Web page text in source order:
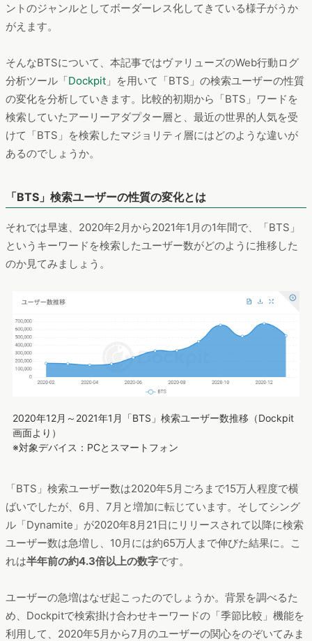
ントのジャンルとしてボーダーレス化してきている様子がうか
がえます。
そんなBTSについて、本記事ではヴァリューズのWeb行動ログ
分析ツール「Dockpit 」を用いて「BTS」の検索ユーザーの性質
の変化を分析していきます。比較的初期から「BTS」ワードを
検索していたアーリーアダプター層と、最近の世界的人気を受
けて「BTS」を検索したマジョリティ層にはどのような違いが
あるのでしょうか。
「BTS」検索ユーザーの性質の変化とは
それでは早速、2020年2月から2021年1月の1年間で、「BTS」
というキーワードを検索したユーザー数がどのように推移した
のか見てみましょう。
2020年12月～2021年1月「BTS」検索ユーザー数推移（Dockpit
画面より）
※対象デバイス：PCとスマートフォン
「BTS」検索ユーザー数は2020年5月ごろまで15万人程度で横
ばいでしたが、6月、7月と増加に転じています。そしてシング
ル「Dynamite」が2020年8月21日にリリースされて以降に検索
ユーザー数は急増し、10月には約65万人まで伸びた結果に。こ
れは半年前の約4.3倍以上の数字です。
ユーザーの急増はなぜ起こったのでしょうか。背景を調べるた
め、Dockpitで検索掛け合わせキーワードの「季節比較」機能を
利用して、2020年5月から7月のユーザーの関心をのぞいてみま